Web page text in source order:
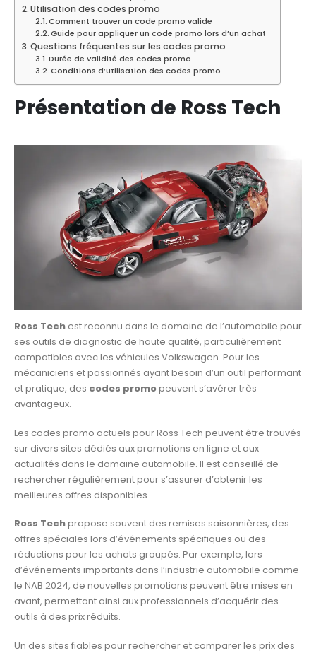
Utilisation des codes promo
Comment trouver un code promo valide
Guide pour appliquer un code promo lors d’un achat
Questions fréquentes sur les codes promo
Durée de validité des codes promo
Conditions d’utilisation des codes promo
Présentation de Ross Tech
Ross Tech est reconnu dans le domaine de l’automobile pour
ses outils de diagnostic de haute qualité, particulièrement
compatibles avec les véhicules Volkswagen. Pour les
mécaniciens et passionnés ayant besoin d’un outil performant
et pratique, des codes promopeuvent s’avérer très
avantageux.
Les codes promo actuels pour Ross Tech peuvent être trouvés
sur divers sites dédiés aux promotions en ligne et aux
actualités dans le domaine automobile. Il est conseillé de
rechercher régulièrement pour s’assurer d’obtenir les
meilleures offres disponibles.
Ross Techpropose souvent des remises saisonnières, des
offres spéciales lors d’événements spécifiques ou des
réductions pour les achats groupés. Par exemple, lors
d’événements importants dans l’industrie automobile comme
le NAB 2024, de nouvelles promotions peuvent être mises en
avant, permettant ainsi aux professionnels d’acquérir des
outils à des prix réduits.
Un des sites fiables pour rechercher et comparer les prix des